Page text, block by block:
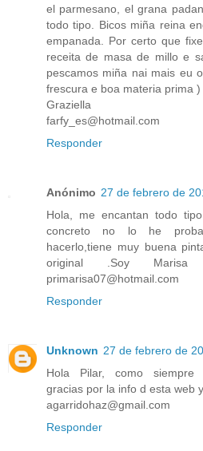
el parmesano, el grana
todo tipo. Bicos miña reina
empanada. Por certo que
receita de masa de millo e
pescamos miña nai mais eu
frescura e boa materia prima )
Graziella
farfy_es@hotmail.com
Responder
Anónimo 27 de febrero de
Hola, me encantan todo
concreto no lo he
hacerlo,tiene muy buena
original .Soy
primarisa07@hotmail.com
Responder
Unknown 27 de febrero de
Hola Pilar, como siempre
gracias por la info d esta web
agarridohaz@gmail.com
Responder